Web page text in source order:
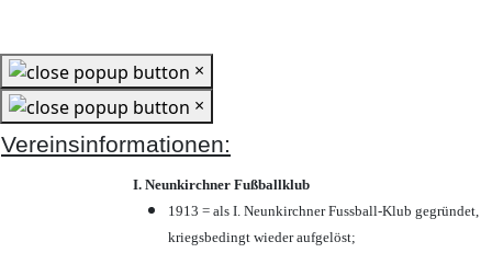
×
×
Vereinsinformationen:
I. Neunkirchner Fußballklub
1913 = als I. Neunkirchner Fussball-Klub gegründet,
kriegsbedingt wieder aufgelöst;